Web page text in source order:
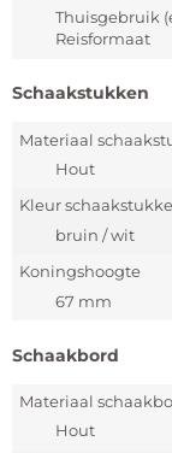
Thuisgebruik
Reisformaat
Schaakstukken
Materiaal
Hout
Kleur
bruin / wit
Koningshoogte
67 mm
Schaakbord
Materiaal
Hout